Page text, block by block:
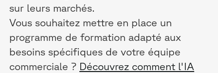
sur leurs marchés.
Vous souhaitez mettre en place un
programme de formation adapté aux
besoins spécifiques de votre équipe
commerciale ? Découvrez comment l'IA